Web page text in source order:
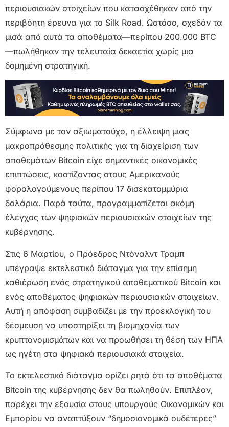
περιουσιακών στοιχείων που κατασχέθηκαν από την
περιβόητη έρευνα για το Silk Road. Ωστόσο, σχεδόν τα
μισά από αυτά τα αποθέματα—περίπου 200.000 BTC
—πωλήθηκαν την τελευταία δεκαετία χωρίς μια
δομημένη στρατηγική.
Σύμφωνα με τον αξιωματούχο, η έλλειψη μιας
μακροπρόθεσμης πολιτικής για τη διαχείριση των
αποθεμάτων Bitcoin είχε σημαντικές οικονομικές
επιπτώσεις, κοστίζοντας στους Αμερικανούς
φορολογούμενους περίπου 17 δισεκατομμύρια
δολάρια. Παρά ταύτα, προγραμματίζεται ακόμη
έλεγχος των ψηφιακών περιουσιακών στοιχείων της
κυβέρνησης.
Στις 6 Μαρτίου, ο Πρόεδρος Ντόναλντ Τραμπ
υπέγραψε εκτελεστικό διάταγμα για την επίσημη
καθιέρωση ενός στρατηγικού αποθεματικού Bitcoin και
ενός αποθέματος ψηφιακών περιουσιακών στοιχείων.
Αυτή η απόφαση συμβαδίζει με την προεκλογική του
δέσμευση να υποστηρίξει τη βιομηχανία των
κρυπτονομισμάτων και να προωθήσει τη θέση των ΗΠΑ
ως ηγέτη στα ψηφιακά περιουσιακά στοιχεία.
Το εκτελεστικό διάταγμα ορίζει ρητά ότι τα αποθέματα
Bitcoin της κυβέρνησης δεν θα πωληθούν. Επιπλέον,
παρέχει την εξουσία στους υπουργούς Οικονομικών και
Εμπορίου να αναπτύξουν “δημοσιονομικά ουδέτερες”